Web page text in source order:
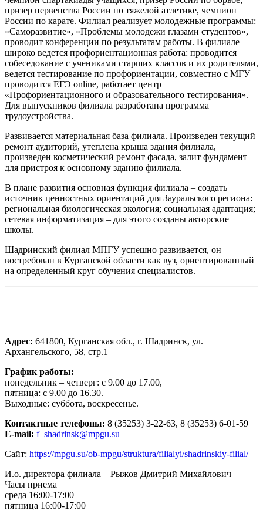
призер первенства России по тяжелой атлетике, чемпион
России по карате. Филиал реализует молодежные программы:
«Саморазвитие», «Проблемы молодежи глазами студентов»,
проводит конференции по результатам работы. В филиале
широко ведется профориентационная работа: проводится
собеседование с учениками старших классов и их родителями,
ведется тестирование по профориентации, совместно с МГУ
проводится ЕГЭ online, работает центр
«Профориентационного и образовательного тестирования».
Для выпускников филиала разработана программа
трудоустройства.
Развивается материальная база филиала. Произведен текущий
ремонт аудиторий, утеплена крыша здания филиала,
произведен косметический ремонт фасада, залит фундамент
для пристроя к основному зданию филиала.
В плане развития основная функция филиала – создать
источник ценностных ориентаций для Зауральского региона:
региональная биологическая экология; социальная адаптация;
сетевая информатизация – для этого созданы авторские
школы.
Шадринский филиал МПГУ успешно развивается, он
востребован в Курганской области как вуз, ориентированный
на определенный круг обучения специалистов.
Адрес: 641800, Курганская обл., г. Шадринск, ул.
Архангельского, 58, стр.1
График работы:
понедельник – четверг: с 9.00 до 17.00,
пятница: с 9.00 до 16.30.
Выходные: суббота, воскресенье.
Контактные телефоны: 8 (35253) 3-22-63, 8 (35253) 6-01-59
E-mail: f_shadrinsk@mpgu.su
Сайт: https://mpgu.su/ob-mpgu/struktura/filialyi/shadrinskiy-filial/
И.о. директора филиала – Рыжов Дмитрий Михайлович
Часы приема
среда 16:00-17:00
пятница 16:00-17:00